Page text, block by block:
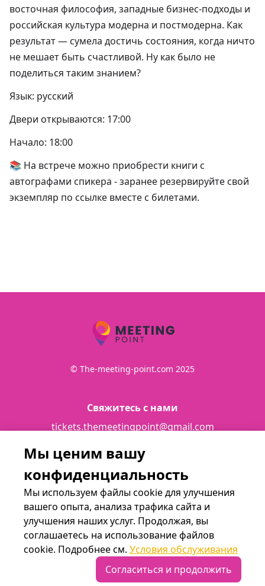
восточная философия, западные бизнес-подходы и
российская культура модерна и постмодерна. Как
результат — сумела достичь состояния, когда ничто
не мешает быть счастливой. Ну как было не
поделиться таким знанием?
Язык: русский
Двери открываются: 17:00
Начало: 18:00
📚 На встрече можно приобрести книги с
автографами спикера - заранее резервируйте свой
экземпляр по ссылке вместе с билетами.
Мы ценим вашу
конфиденциальность
Мы используем файлы cookie для улучшения
вашего опыта, анализа трафика сайта и
улучшения наших услуг. Продолжая, вы
соглашаетесь на использование файлов
cookie. Подробнее см. Условия обслуживания
Согласиться и продолжить
© The-meeting-point.com 2025
Свяжитесь с нами
tickets.themeetingpoint@gmail.com
Подробности
Terms and conditions
Мы в социальных сетях